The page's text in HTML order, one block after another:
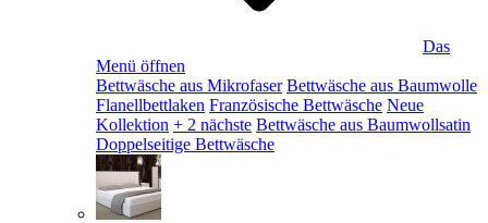
Das
Menü öffnen
Bettwäsche aus Mikrofaser Bettwäsche aus Baumwolle
Flanellbettlaken Französische Bettwäsche Neue
Kollektion + 2 nächste Bettwäsche aus Baumwollsatin
Doppelseitige Bettwäsche